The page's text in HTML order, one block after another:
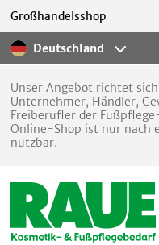
Deutschland
Großhandelsshop
Unser Angebot richtet
Unternehmer, Händler,
Freiberufler der
Online-Shop ist nur nach
nutzbar.